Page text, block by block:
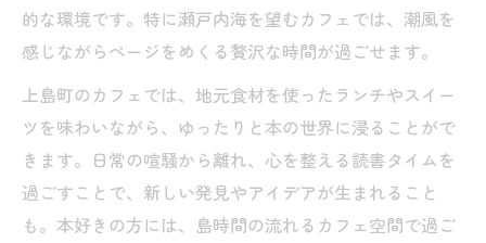
的な環境です。特に瀬戸内海を望むカフェでは、潮風を
感じながらページをめくる贅沢な時間が過ごせます。
上島町のカフェでは、地元食材を使ったランチやスイー
ツを味わいながら、ゆったりと本の世界に浸ることがで
きます。日常の喧騒から離れ、心を整える読書タイムを
過ごすことで、新しい発見やアイデアが生まれること
も。本好きの方には、島時間の流れるカフェ空間で過ご